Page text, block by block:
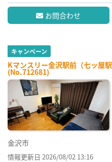
お問合わせ
キャンペーン
Kマンスリー金沢駅前（七ッ屋
(No.712681)
金沢市
情報更新日 2026/08/02 13:16